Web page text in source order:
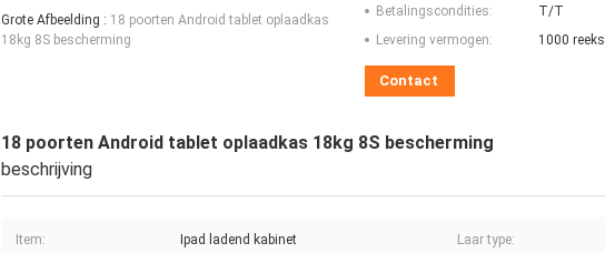
Grote Afbeelding : 18 poorten Android tablet oplaadkas
18kg 8S bescherming
Betalingscondities:
T/T
Levering vermogen:
1000
Contact
18 poorten Android tablet oplaadkas 18kg 8S bescherming
beschrijving
Item: Ipad ladend kabinet Laar type: